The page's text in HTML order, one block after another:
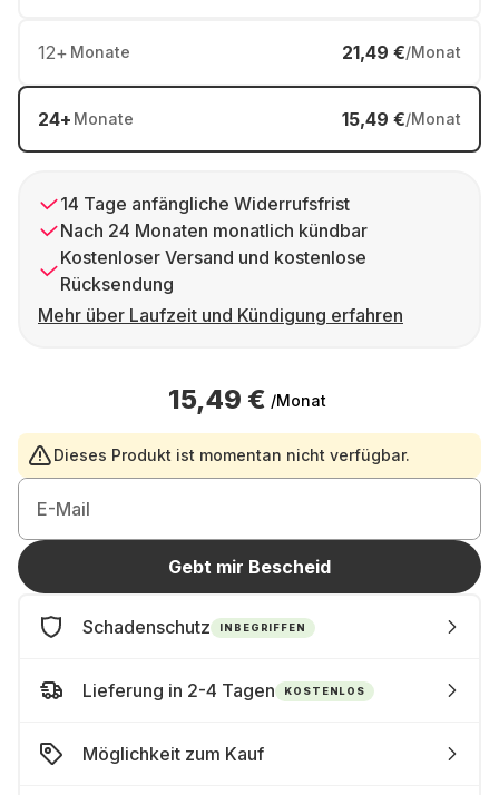
12+ Monate 21,49 €/Monat
24+ Monate 15,49 €/Monat
14 Tage anfängliche Widerrufsfrist
Nach 24 Monaten monatlich kündbar
Kostenloser Versand und kostenlose
Rücksendung
Mehr über Laufzeit und Kündigung erfahren
15,49 € /Monat
Dieses Produkt ist momentan nicht verfügbar.
E-Mail
Gebt mir Bescheid
Schadenschutz INBEGRIFFEN
Lieferung in 2-4 Tagen KOSTENLOS
Möglichkeit zum Kauf